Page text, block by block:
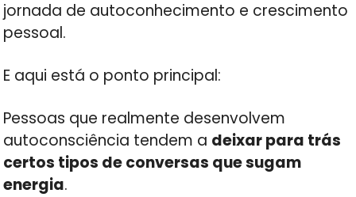
jornada de autoconhecimento e crescimento
pessoal.
E aqui está o ponto principal:
Pessoas que realmente desenvolvem
autoconsciência tendem a deixar para trás
certos tipos de conversas que sugam
energia.